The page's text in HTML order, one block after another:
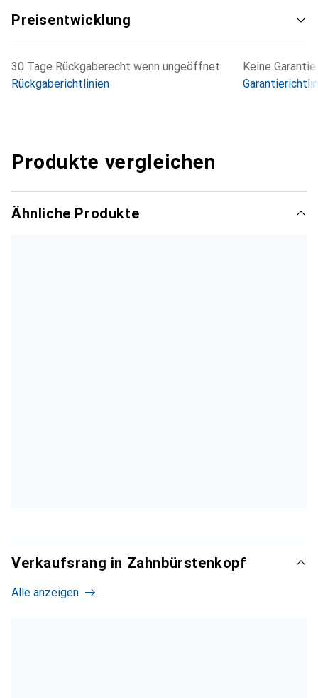
Preisentwicklung
30 Tage Rückgaberecht wenn ungeöffnet
Rückgaberichtlinien
Keine Garantie
Produkte vergleichen
Ähnliche Produkte
Verkaufsrang in Zahnbürstenkopf
Alle anzeigen